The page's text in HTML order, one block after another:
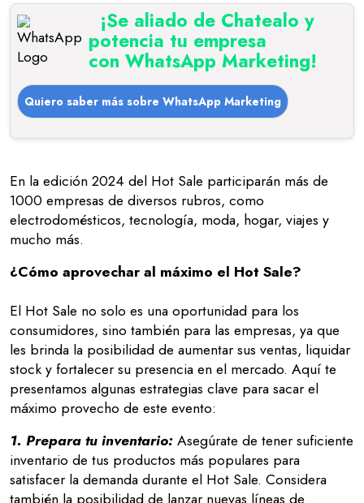
¡Se aliado de Chatealo y
potencia tu empresa
con WhatsApp Marketing!
Quiero saber más sobre WhatsApp Marketing
En la edición 2024 del Hot Sale participarán más de
1000 empresas de diversos rubros, como
electrodomésticos, tecnología, moda, hogar, viajes y
mucho más.
¿Cómo aprovechar al máximo el Hot Sale?
El Hot Sale no solo es una oportunidad para los
consumidores, sino también para las empresas, ya que
les brinda la posibilidad de aumentar sus ventas, liquidar
stock y fortalecer su presencia en el mercado. Aquí te
presentamos algunas estrategias clave para sacar el
máximo provecho de este evento:
1. Prepara tu inventario: Asegúrate de tener suficiente
inventario de tus productos más populares para
satisfacer la demanda durante el Hot Sale. Considera
también la posibilidad de lanzar nuevas líneas de